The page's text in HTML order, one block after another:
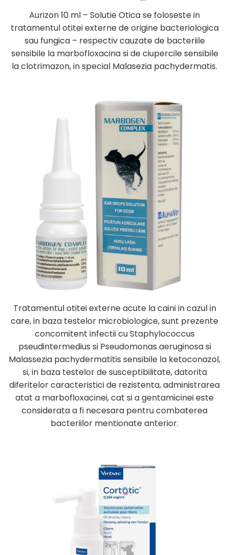
Aurizon 10 ml – Solutie Otica se foloseste in
tratamentul otitei externe de origine bacteriologica
sau fungica – respectiv cauzate de bacteriile
sensibile la marbofloxacina si de ciupercile sensibile
la clotrimazon, in special Malasezia pachydermatis.
Tratamentul otitei externe acute la caini in cazul in
care, in baza testelor microbiologice, sunt prezente
concomitent infectii cu Staphylococcus
pseudintermedius si Pseudomonas aeruginosa si
Malassezia pachydermatitis sensibile la ketoconazol,
si, in baza testelor de susceptibilitate, datorita
diferitelor caracteristici de rezistenta, administrarea
atat a marbofloxacinei, cat si a gentamicinei este
considerata a fi necesara pentru combaterea
bacteriilor mentionate anterior.